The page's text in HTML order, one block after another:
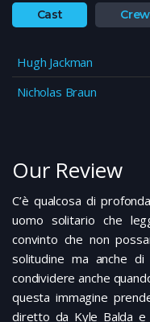
Cast Crew
Hugh Jackman
Nicholas Braun
Our Review
C’è qualcosa di
uomo solitario che
convinto che non
solitudine ma anche
condividere anche
questa immagine
diretto da Kyle Balda e